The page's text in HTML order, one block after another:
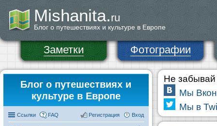
Mishanita.ru
Блог о путешествиях и культуре в Европе
Заметки Фотографии
Блог о путешествиях и
культуре в Европе
Ссылки FAQ Вход
Регистрация
Не забывай
Мы
Мы в